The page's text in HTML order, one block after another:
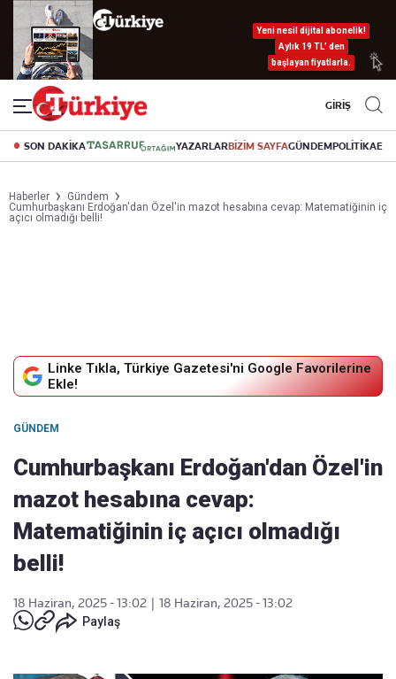
Yeni nesil dijital abonelik!
Aylık 19 TL’ den
başlayan fiyatlarla.
GİRİŞ
SON DAKİKA YAZARLARBİZİM SAYFAGÜNDEMPOLİTİKA
Haberler
Gündem
Cumhurbaşkanı Erdoğan'dan Özel'in mazot hesabına cevap: Matematiğinin iç
açıcı olmadığı belli!
Linke Tıkla, Türkiye Gazetesi'ni Google Favorilerine
Ekle!
GÜNDEM
Cumhurbaşkanı Erdoğan'dan Özel'in
mazot hesabına cevap:
Matematiğinin iç açıcı olmadığı
belli!
18 Haziran, 2025 - 13:02
18 Haziran, 2025 - 13:02
Paylaş